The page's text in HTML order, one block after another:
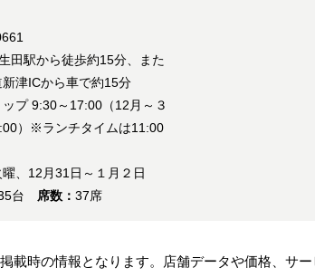
田駅から徒歩約15分、また
津ICから車で約15分
ップ 9:30～17:00（12月～３
）※ランチタイムは11:00
、12月31日～１月２日
台 席数： 37席
載時の情報となります。店舗データや価格、サ